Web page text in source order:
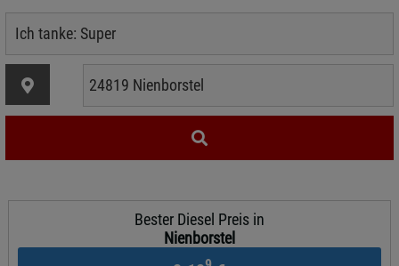
Bester Diesel Preis in
Nienborstel